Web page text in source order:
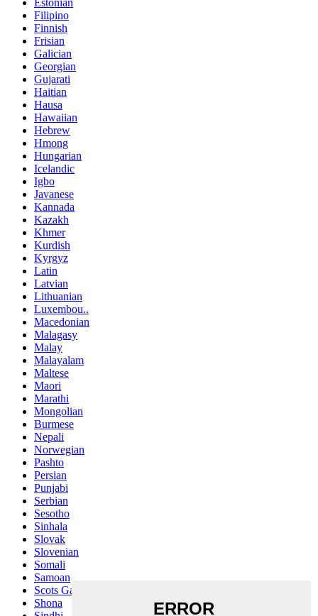
Estonian
Filipino
Finnish
Frisian
Galician
Georgian
Gujarati
Haitian
Hausa
Hawaiian
Hebrew
Hmong
Hungarian
Icelandic
Igbo
Javanese
Kannada
Kazakh
Khmer
Kurdish
Kyrgyz
Latin
Latvian
Lithuanian
Luxembou..
Macedonian
Malagasy
Malay
Malayalam
Maltese
Maori
Marathi
Mongolian
Burmese
Nepali
Norwegian
Pashto
Persian
Punjabi
Serbian
Sesotho
Sinhala
Slovak
Slovenian
Somali
Samoan
Scots Gaelic
Shona